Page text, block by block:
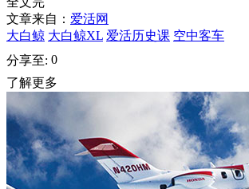
文章来自： 爱活网
大白鲸 大白鲸XL 爱活历史课 空中客车
分享至: 0
了解更多